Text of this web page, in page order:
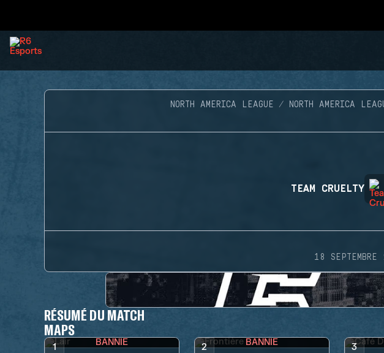
NORTH AMERICA LEAGUE NORTH AMERICA
TEAM CRUELTY
18
RÉSUMÉ DU MATCH
MAPS
1 BANNIE 2 BANNIE 3